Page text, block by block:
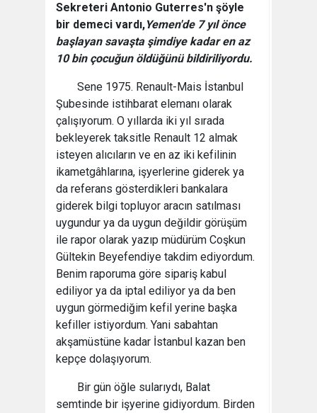
Sekreteri Antonio Guterres'n şöyle
bir demeci vardı,Yemen'de 7 yıl önce
başlayan savaşta şimdiye kadar en az
10 bin çocuğun öldüğünü bildiriliyordu.
Sene 1975. Renault-Mais İstanbul
Şubesinde istihbarat elemanı olarak
çalışıyorum. O yıllarda iki yıl sırada
bekleyerek taksitle Renault 12 almak
isteyen alıcıların ve en az iki kefilinin
ikametgâhlarına, işyerlerine giderek ya
da referans gösterdikleri bankalara
giderek bilgi topluyor aracın satılması
uygundur ya da uygun değildir görüşüm
ile rapor olarak yazıp müdürüm Coşkun
Gültekin Beyefendiye takdim ediyordum.
Benim raporuma göre sipariş kabul
ediliyor ya da iptal ediliyor ya da ben
uygun görmediğim kefil yerine başka
kefiller istiyordum. Yani sabahtan
akşamüstüne kadar İstanbul kazan ben
kepçe dolaşıyorum.
Bir gün öğle sularıydı, Balat
semtinde bir işyerine gidiyordum. Birden